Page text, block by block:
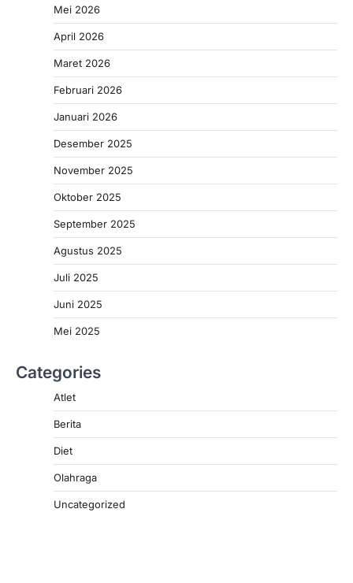
Mei 2026
April 2026
Maret 2026
Februari 2026
Januari 2026
Desember 2025
November 2025
Oktober 2025
September 2025
Agustus 2025
Juli 2025
Juni 2025
Mei 2025
Categories
Atlet
Berita
Diet
Olahraga
Uncategorized